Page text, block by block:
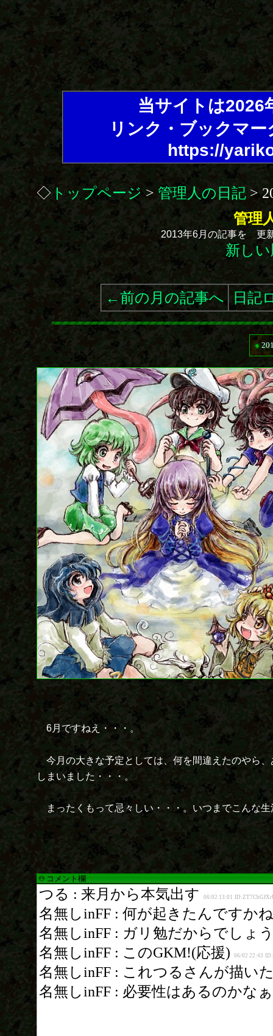
当サイトは2026
リンク・ブックマ
https://
◇ トップページ > 管理人の日記 >
管理
2013年6月の記事を 更
新し
←前の月の記事へ 日記
●
6月ですねえ・・・。
今月の大きな予定としては、何を間違えたのやら、
しまいました・・・。
まったくもって忌々しい・・・。いつまでこんな
コメント欄